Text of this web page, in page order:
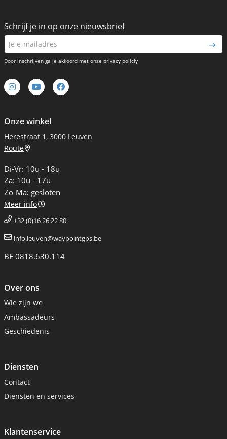
Onze winkel
Herestraat 1, 3000 Leuven
Route
Di-Vr: 10u - 18u
Za: 10u - 17u
Zo-Ma: gesloten
Meer info
+32 (0)16 26 22 80
info.leuven@waypointgps.be
BE 0818.630.114
Over ons
Wie zijn we
Ambassadeurs
Geschiedenis
Diensten
Contact
Diensten en services
Klantenservice
Schrijf je in op onze nieuwsbrief
Door inschrijven ga je akkoord met onze privacy policiy